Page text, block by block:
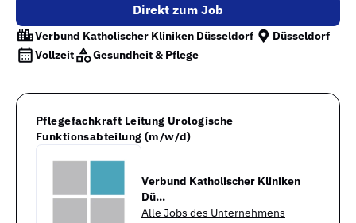
Direkt zum Job
Verbund Katholischer Kliniken Düsseldorf
Düsseldorf
Vollzeit
Gesundheit & Pflege
Pflegefachkraft Leitung Urologische
Funktionsabteilung (m/w/d)
Verbund Katholischer Kliniken
Dü...
Alle Jobs des Unternehmens